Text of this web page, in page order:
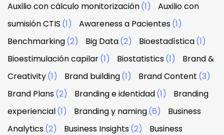
Auxilio con cálculo monitorización(1)
Auxilio con
sumisión CTIS (1) Awareness a Pacientes(1)
Benchmarking(2) Big Data(2) Bioestadística(1)
Bioestimulación capilar(1) Biostatistics(1)
Brand &
Creativity(1) Brand building(1) Brand Content (3)
Brand Plans(2) Branding e identidad(1)
Branding
experiencial(1) Branding y naming(6)
Business
Analytics(2) Business Insights(2)
Business